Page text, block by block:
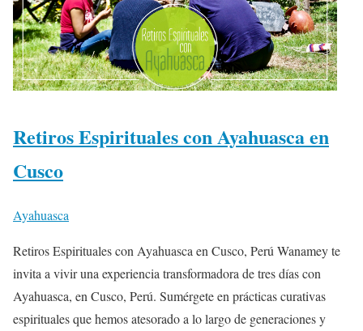
Retiros Espirituales con Ayahuasca en
Cusco
Ayahuasca
Retiros Espirituales con Ayahuasca en Cusco, Perú Wanamey te
invita a vivir una experiencia transformadora de tres días con
Ayahuasca, en Cusco, Perú. Sumérgete en prácticas curativas
espirituales que hemos atesorado a lo largo de generaciones y